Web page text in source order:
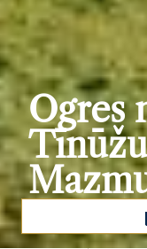
Ogres